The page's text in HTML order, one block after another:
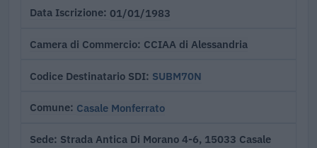
Data Iscrizione 01/01/1983
Camera di Commercio CCIAA di Alessandria
Codice Destinatario SDI SUBM70N
Comune Casale Monferrato
Sede Strada Antica Di Morano 4-6, 15033 Casale